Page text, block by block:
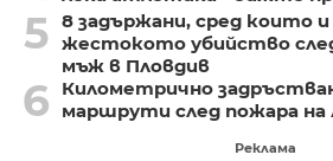
5 8 задържани, сред които
жестокото убийство
мъж в Пловдив
6
Километрично
маршрути след пожара на
Реклама